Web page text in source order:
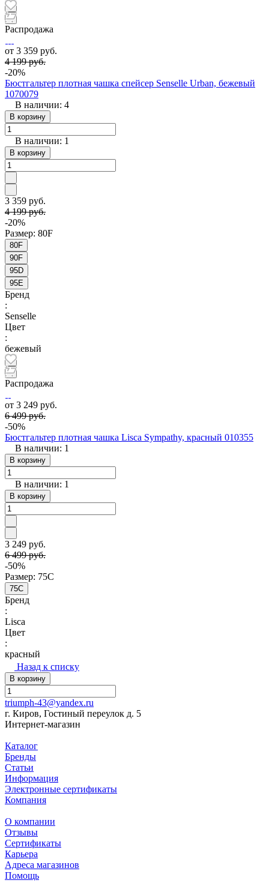
Распродажа
от 3 359 руб.
4 199 руб.
-20%
Бюстгальтер плотная чашка спейсер Senselle Urban, бежевый
1070079
В наличии: 4
В корзину
В наличии: 1
В корзину
3 359 руб.
4 199 руб.
-20%
Размер: 80F
80F
90F
95D
95E
Бренд
:
Senselle
Цвет
:
бежевый
Распродажа
от 3 249 руб.
6 499 руб.
-50%
Бюстгальтер плотная чашка Lisca Sympathy, красный 010355
В наличии: 1
В корзину
В наличии: 1
В корзину
3 249 руб.
6 499 руб.
-50%
Размер: 75C
75C
Бренд
:
Lisca
Цвет
:
красный
Назад к списку
В корзину
triumph-43@yandex.ru
г. Киров, Гостиный переулок д. 5
Интернет-магазин
Каталог
Бренды
Статьи
Информация
Электронные сертификаты
Компания
О компании
Отзывы
Сертификаты
Карьера
Адреса магазинов
Помощь